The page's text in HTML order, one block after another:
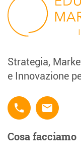
Strategia,
e Innovazione
phone email
Cosa facciamo